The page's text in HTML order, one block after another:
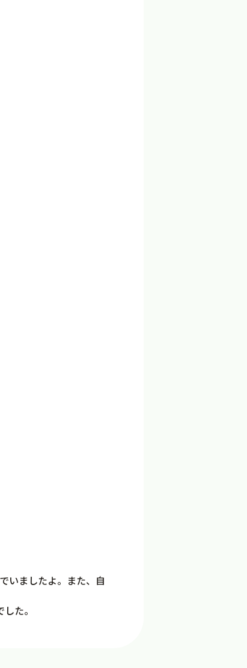
いましたよ。また、自
た。